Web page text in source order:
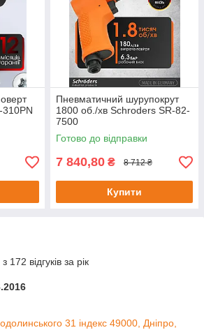
310PN
Пневматичний шурупокрут
1800 об./хв Schroders SR-82-
7500
Готово до відправки
7 840,80 ₴ 8 712 ₴
Купити
172 відгуків за рік
31 індекс 49000, Дніпро,